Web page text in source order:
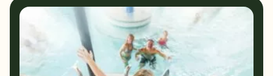
Bungalows 6 Kindvriendelijk
8 Prijs/kwaliteit